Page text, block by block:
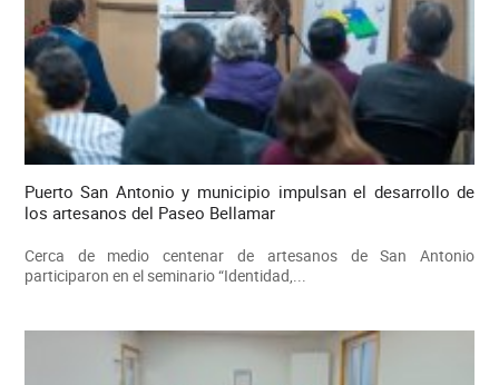
Puerto San Antonio y municipio impulsan el desarrollo de
los artesanos del Paseo Bellamar
Cerca de medio centenar de artesanos de San Antonio
participaron en el seminario “Identidad,...